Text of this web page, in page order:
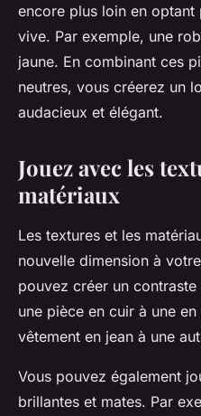
encore plus loin en
vive. Par exemple, une
jaune. En combinant ces
neutres, vous créerez un
audacieux et élégant.
Jouez avec les
matériaux
Les textures et les
nouvelle dimension à
pouvez créer un
une pièce en cuir à une
vêtement en jean à une
Vous pouvez également
brillantes et mates. Par